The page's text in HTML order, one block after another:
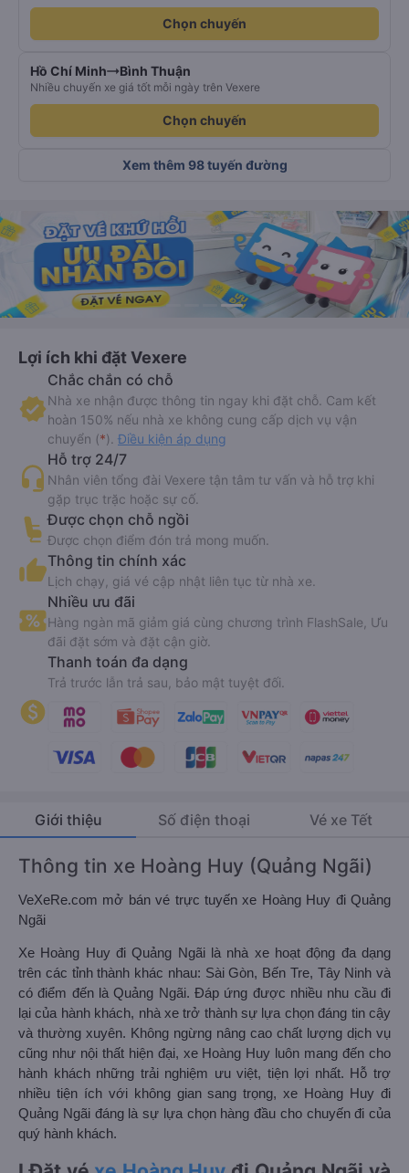
Chọn chuyến
Hồ Chí Minh Bình Thuận
Nhiều chuyến xe giá tốt mỗi ngày trên Vexere
Chọn chuyến
Xem thêm 98 tuyến đường
Lợi ích khi đặt Vexere
Chắc chắn có chỗ
Nhà xe nhận được thông tin ngay khi đặt chỗ. Cam kết
hoàn 150% nếu nhà xe không cung cấp dịch vụ vận
chuyển (*). Điều kiện áp dụng
Hỗ trợ 24/7
Nhân viên tổng đài Vexere tận tâm tư vấn và hỗ trợ khi
gặp trục trặc hoặc sự cố.
Được chọn chỗ ngồi
Được chọn điểm đón trả mong muốn.
Thông tin chính xác
Lịch chạy, giá vé cập nhật liên tục từ nhà xe.
Nhiều ưu đãi
Hàng ngàn mã giảm giá cùng chương trình FlashSale, Ưu
đãi đặt sớm và đặt cận giờ.
Thanh toán đa dạng
Trả trước lẫn trả sau, bảo mật tuyệt đối.
Giới thiệu Số điện thoại Vé xe Tết
Thông tin xe Hoàng Huy (Quảng Ngãi)
VeXeRe.com mở bán vé trực tuyến xe Hoàng Huy đi Quảng
Ngãi
Xe Hoàng Huy đi Quảng Ngãi là nhà xe hoạt động đa dạng
trên các tỉnh thành khác nhau: Sài Gòn, Bến Tre, Tây Ninh và
có điểm đến là Quảng Ngãi. Đáp ứng được nhiều nhu cầu đi
lại của hành khách, nhà xe trở thành sự lựa chọn đáng tin cậy
và thường xuyên. Không ngừng nâng cao chất lượng dịch vụ
cũng như nội thất hiện đại, xe Hoàng Huy luôn mang đến cho
hành khách những trải nghiệm ưu việt, tiện lợi nhất. Hỗ trợ
nhiều tiện ích với không gian sang trọng, xe Hoàng Huy đi
Quảng Ngãi đáng là sự lựa chọn hàng đầu cho chuyến đi của
quý hành khách.